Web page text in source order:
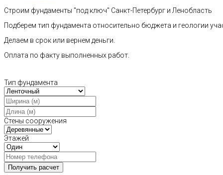
Строим фундаменты "под ключ" Санкт-Петербург и Ленобласть
Подберем тип фундамента относительно бюджета и геологии
Делаем в срок или вернем деньги.
Оплата по факту выполненных работ.
Тип фундамента
Стены сооружения
Этажей